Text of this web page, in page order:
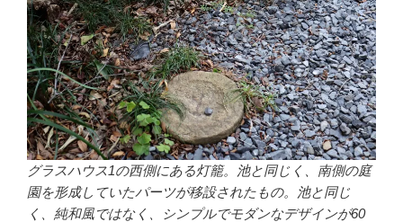
グラスハウス1の西側にある灯籠。池と同じく、南側の庭
園を形成していたパーツが移設されたもの。池と同じ
く、純和風ではなく、シンプルでモダンなデザインが60